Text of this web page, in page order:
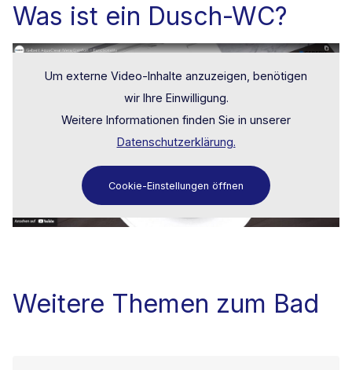
Was ist ein Dusch-WC?
Um externe Video-Inhalte anzuzeigen, benötigen
wir Ihre Einwilligung.
Weitere Informationen finden Sie in unserer
Datenschutzerklärung.
Cookie-Einstellungen öffnen
Weitere Themen zum Bad